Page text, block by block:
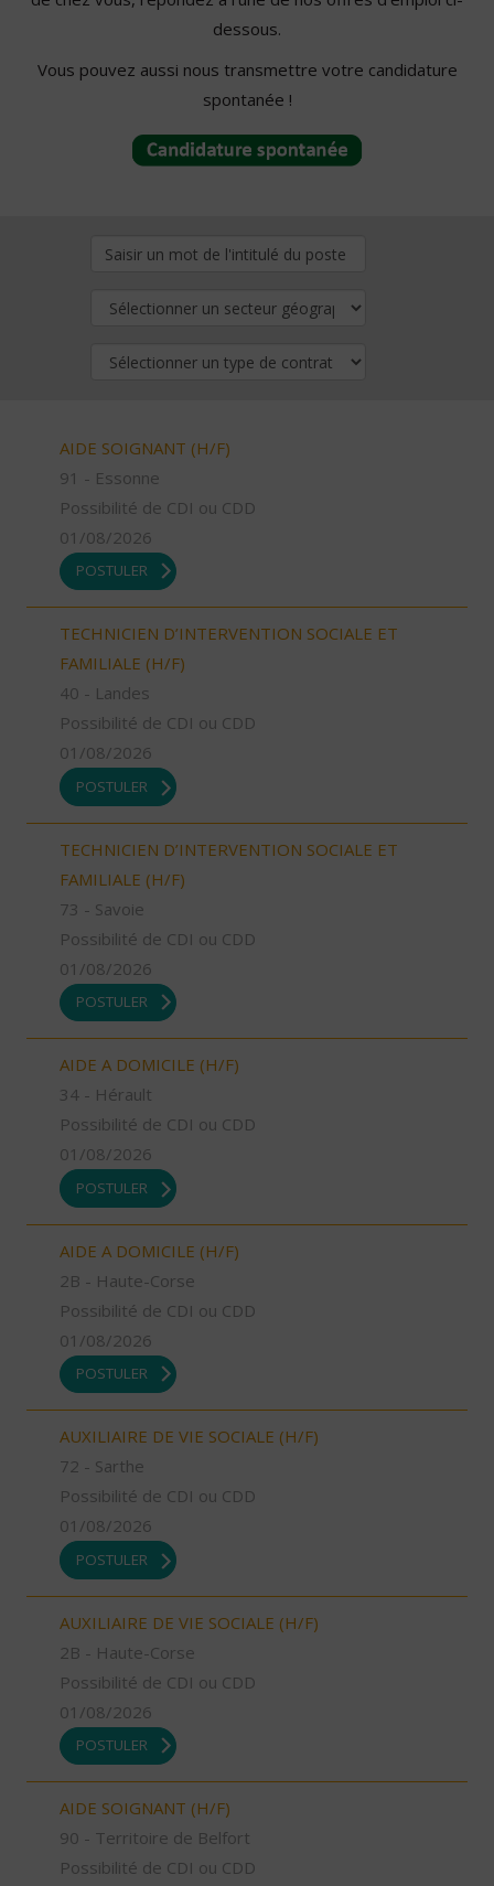
dessous.
Vous pouvez aussi nous transmettre votre candidature
spontanée !
AIDE SOIGNANT (H/F)
91 - Essonne
Possibilité de CDI ou CDD
01/08/2026
POSTULER
TECHNICIEN D’INTERVENTION SOCIALE ET
FAMILIALE (H/F)
40 - Landes
Possibilité de CDI ou CDD
01/08/2026
POSTULER
TECHNICIEN D’INTERVENTION SOCIALE ET
FAMILIALE (H/F)
73 - Savoie
Possibilité de CDI ou CDD
01/08/2026
POSTULER
AIDE A DOMICILE (H/F)
34 - Hérault
Possibilité de CDI ou CDD
01/08/2026
POSTULER
AIDE A DOMICILE (H/F)
2B - Haute-Corse
Possibilité de CDI ou CDD
01/08/2026
POSTULER
AUXILIAIRE DE VIE SOCIALE (H/F)
72 - Sarthe
Possibilité de CDI ou CDD
01/08/2026
POSTULER
AUXILIAIRE DE VIE SOCIALE (H/F)
2B - Haute-Corse
Possibilité de CDI ou CDD
01/08/2026
POSTULER
AIDE SOIGNANT (H/F)
90 - Territoire de Belfort
Possibilité de CDI ou CDD